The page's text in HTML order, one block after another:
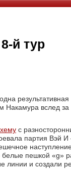
й тур
Накамура вслед
с
партия Вэй
пешкой «g»
линии и создали